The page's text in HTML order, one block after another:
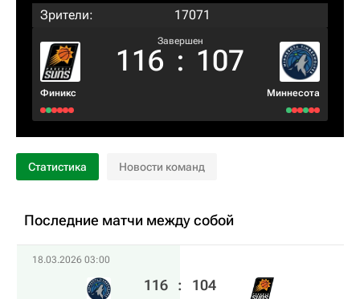
Зрители:
17071
Финикс
Завершен
116 : 107
Миннесота
Статистика Новости команд
Последние матчи между собой
18.03.2026 03:00
116 : 104